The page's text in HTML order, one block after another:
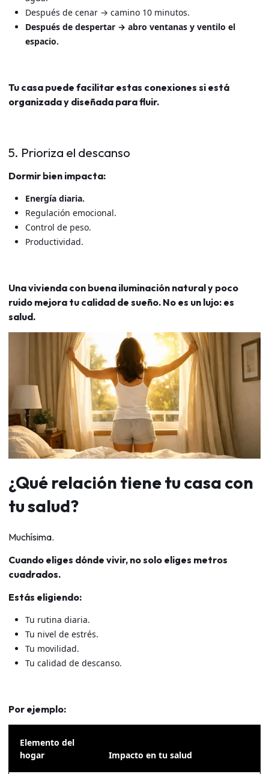
Después de cenar → camino 10 minutos.
Después de despertar → abro ventanas y ventilo el
espacio.
Tu casa puede facilitar estas conexiones si está
organizada y diseñada para fluir.
5. Prioriza el descanso
Dormir bien impacta:
Energía diaria.
Regulación emocional.
Control de peso.
Productividad.
Una vivienda con buena iluminación natural y poco
ruido mejora tu calidad de sueño. No es un lujo: es
salud.
¿Qué relación tiene tu casa con
tu salud?
Muchísima.
Cuando eliges dónde vivir, no solo eliges metros
cuadrados.
Estás eligiendo:
Tu rutina diaria.
Tu nivel de estrés.
Tu movilidad.
Tu calidad de descanso.
Por ejemplo:
Elemento del
hogar
Impacto en tu salud